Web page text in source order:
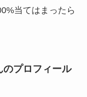
当てはまったら
プロフィール